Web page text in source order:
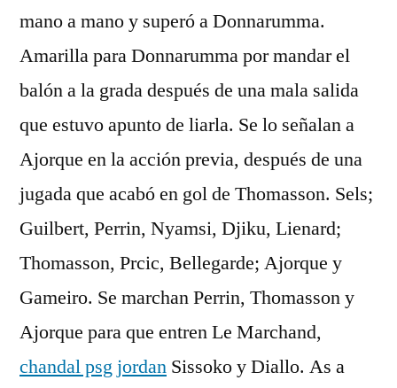
mano a mano y superó a Donnarumma.
Amarilla para Donnarumma por mandar el
balón a la grada después de una mala salida
que estuvo apunto de liarla. Se lo señalan a
Ajorque en la acción previa, después de una
jugada que acabó en gol de Thomasson. Sels;
Guilbert, Perrin, Nyamsi, Djiku, Lienard;
Thomasson, Prcic, Bellegarde; Ajorque y
Gameiro. Se marchan Perrin, Thomasson y
Ajorque para que entren Le Marchand,
chandal psg jordan Sissoko y Diallo. As a